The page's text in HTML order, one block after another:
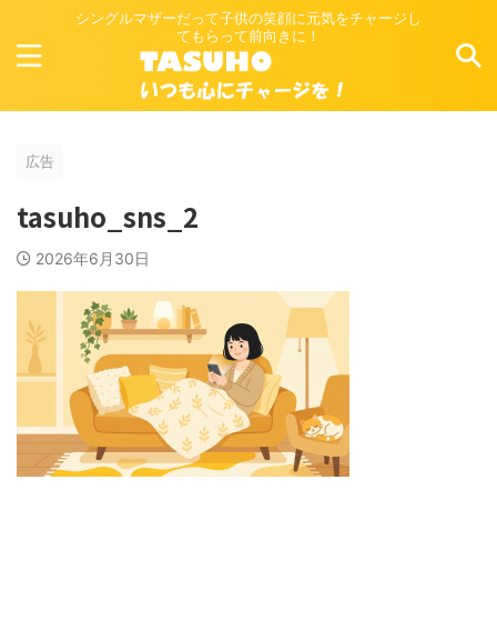
シングルマザーだって子供の笑顔に元気をチャージし
てもらって前向きに！
広告
tasuho_sns_2
2026年6月30日